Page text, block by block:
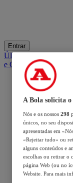
Entrar
ÚltimasMercado
e Cabelo
A Bola solicita o
Nós e os nossos 298
únicos, no seu
apresentadas em
«Rejeitar tudo» ou
alguns conteúdos e
escolhas ou retirar o
página Web (ou no
Website. Para mais